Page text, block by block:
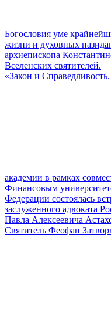
Богословия уме
жизни и духовных
архиепископа
Вселенских святителей.
«Закон и
академии в рамках
Финансовым
Федерации состоялась
заслуженного адвоката
Павла Алексеевича
Святитель Феофан